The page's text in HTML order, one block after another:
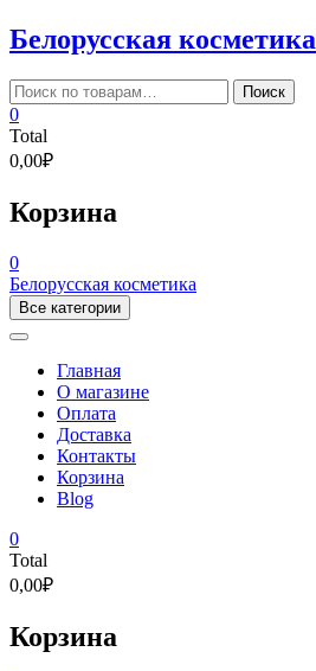
Skip
to
content
Белорусская косметика
Искать: Поиск
0
Total
0,00₽
Корзина
0
Белорусская косметика
Все категории
Главная
О магазине
Оплата
Доставка
Контакты
Корзина
Blog
0
Total
0,00₽
Корзина